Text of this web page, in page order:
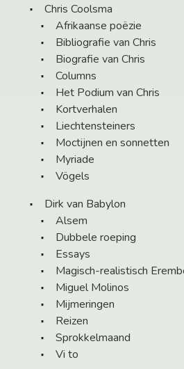
Chris Coolsma
Afrikaanse poëzie
Bibliografie van Chris
Biografie van Chris
Columns
Het Podium van Chris
Kortverhalen
Liechtensteiners
Moctijnen en sonnetten
Myriade
Vögels
Dirk van Babylon
Alsem
Dubbele roeping
Essays
Magisch-realistisch
Miguel Molinos
Mijmeringen
Reizen
Sprokkelmaand
Vi to